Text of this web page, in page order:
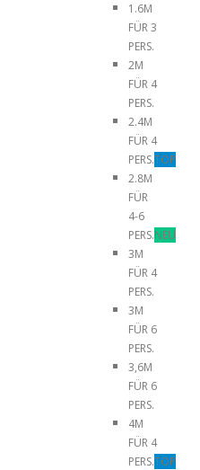
1.6M
FÜR 3
PERS.
2M
FÜR 4
PERS.
2.4M
FÜR 4
PERS.TOP
2.8M
FÜR
4-6
PERS.NEU
3M
FÜR 4
PERS.
3M
FÜR 6
PERS.
3,6M
FÜR 6
PERS.
4M
FÜR 4
PERS.TOP